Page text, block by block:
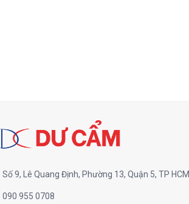
Số 9, Lê Quang Định, Phường 13, Quận 5, TP HCM
090 955 0708